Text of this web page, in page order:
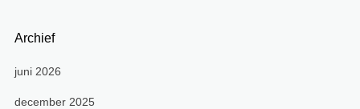
Archief
juni 2026
december 2025